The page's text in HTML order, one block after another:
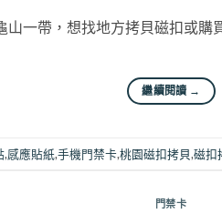
一帶，想找地方拷貝磁扣或購
繼續閱讀 →
,感應貼紙,手機門禁卡,桃園磁扣拷貝,磁扣
門禁卡